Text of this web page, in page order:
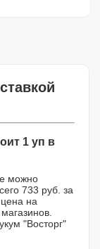
1 уп в
можно
733 руб. за
на
"Восторг"